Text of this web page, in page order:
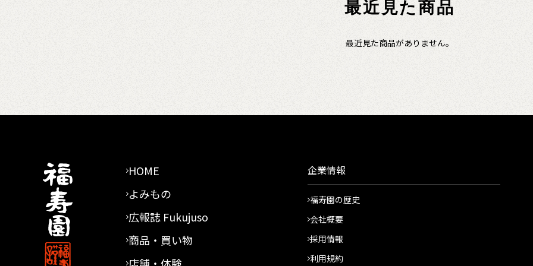
最近見た商品
最近見た商品がありません。
HOME
よみもの
広報誌 Fukujuso
商品・買い物
店舗・体験
企業情報
福寿園の歴史
会社概要
採用情報
利用規約